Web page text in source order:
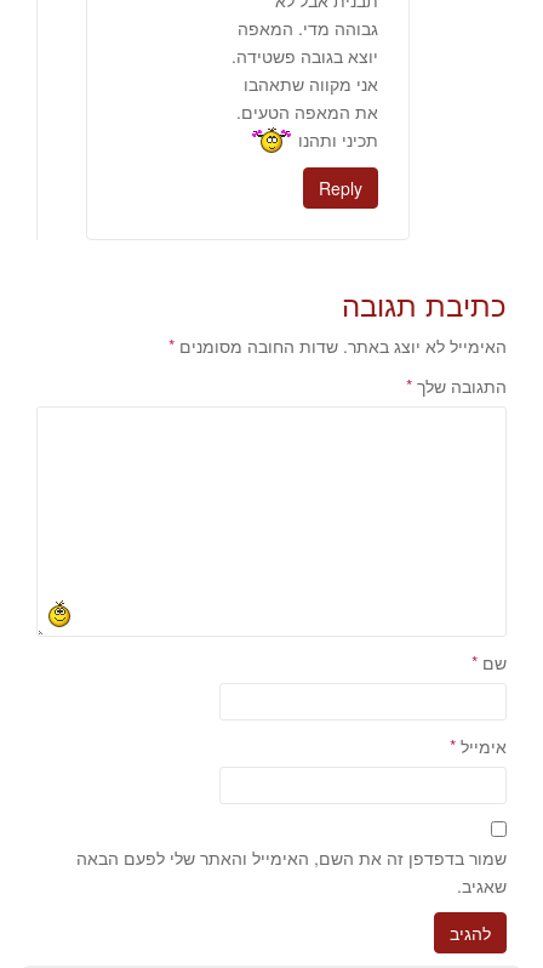
גבוהה מדי. המאפה
יוצא בגובה פשטידה.
אני מקווה שתאהבו
את המאפה הטעים.
תכיני ותהנו
Reply
כתיבת תגובה
האימייל לא יוצג באתר. שדות החובה מסומנים *
התגובה שלך *
שם *
אימייל *
שמור בדפדפן זה את השם, האימייל והאתר שלי לפעם הבאה
שאגיב.